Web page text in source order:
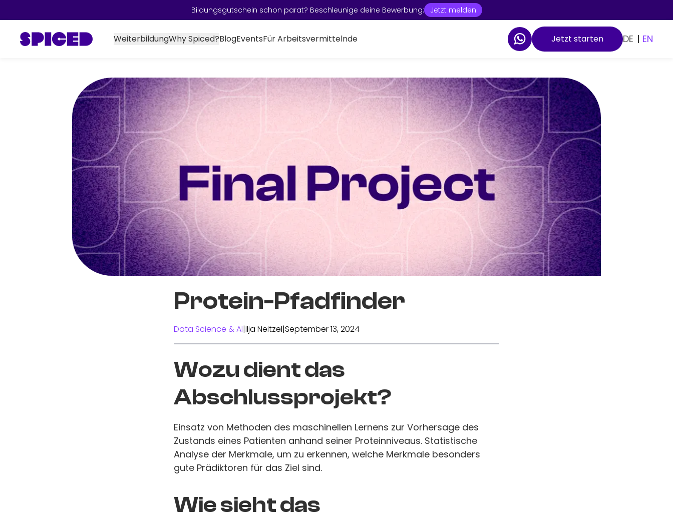
Bildungsgutschein schon parat? Beschleunige deine Bewerbung: Jetzt melden
WeiterbildungWhy Spiced?BlogEventsFür Arbeitsvermittelnde Jetzt starten DE | EN
Protein-Pfadfinder
Data Science & AI|Ilja Neitzel|September 13, 2024
Wozu dient das
Abschlussprojekt?
Einsatz von Methoden des maschinellen Lernens zur Vorhersage des
Zustands eines Patienten anhand seiner Proteinniveaus. Statistische
Analyse der Merkmale, um zu erkennen, welche Merkmale besonders
gute Prädiktoren für das Ziel sind.
Wie sieht das